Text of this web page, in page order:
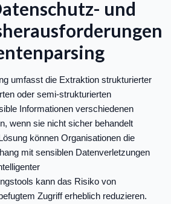
und
umfasst die Extraktion strukturierter
oder semi-strukturierten
Informationen verschiedenen
wenn sie nicht sicher behandelt
können Organisationen die
mit sensiblen Datenverletzungen
kann das Risiko von
Zugriff erheblich reduzieren.